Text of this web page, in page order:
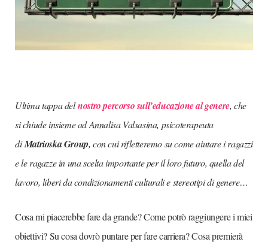
Ultima tappa del nostro percorso sull’educazione al genere, che
si chiude insieme ad Annalisa Valsasina, psicoterapeuta
di Matrioska Group, con cui rifletteremo su come aiutare i ragazzi
e le ragazze in una scelta importante per il loro futuro, quella del
lavoro, liberi da condizionamenti culturali e stereotipi di genere…
Cosa mi piacerebbe fare da grande? Come potrò raggiungere i miei
obiettivi? Su cosa dovrò puntare per fare carriera? Cosa premierà